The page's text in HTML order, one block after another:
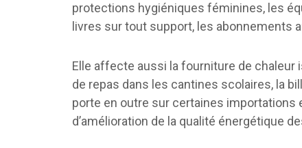
protections hygiéniques féminines, les
livres sur tout support, les abonnements
Elle affecte aussi la fourniture de chaleur
de repas dans les cantines scolaires, la
porte en outre sur certaines
d’amélioration de la qualité énergétique